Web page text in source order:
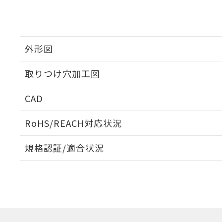
外形図
取りつけ穴加工図
CAD
RoHS/REACH対応状況
EU RoHS 注意事項・凡例
規格認証/適合状況